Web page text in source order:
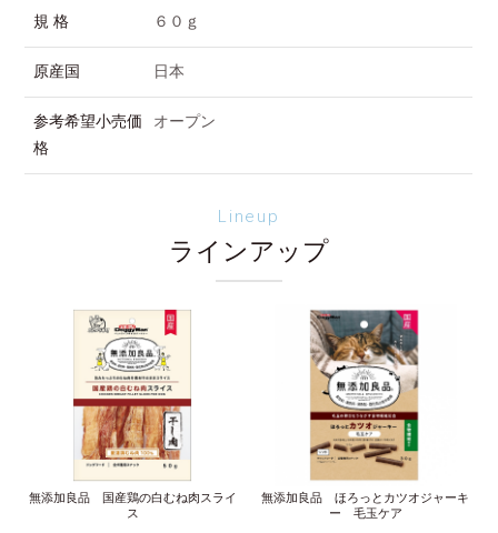
規 格 ６０ｇ
原産国 日本
参考希望小売価
格
オープン
Lineup
ラインアップ
無添加良品 国産鶏の白むね肉スライ
ス
無添加良品 ほろっとカツオジャーキ
ー 毛玉ケア